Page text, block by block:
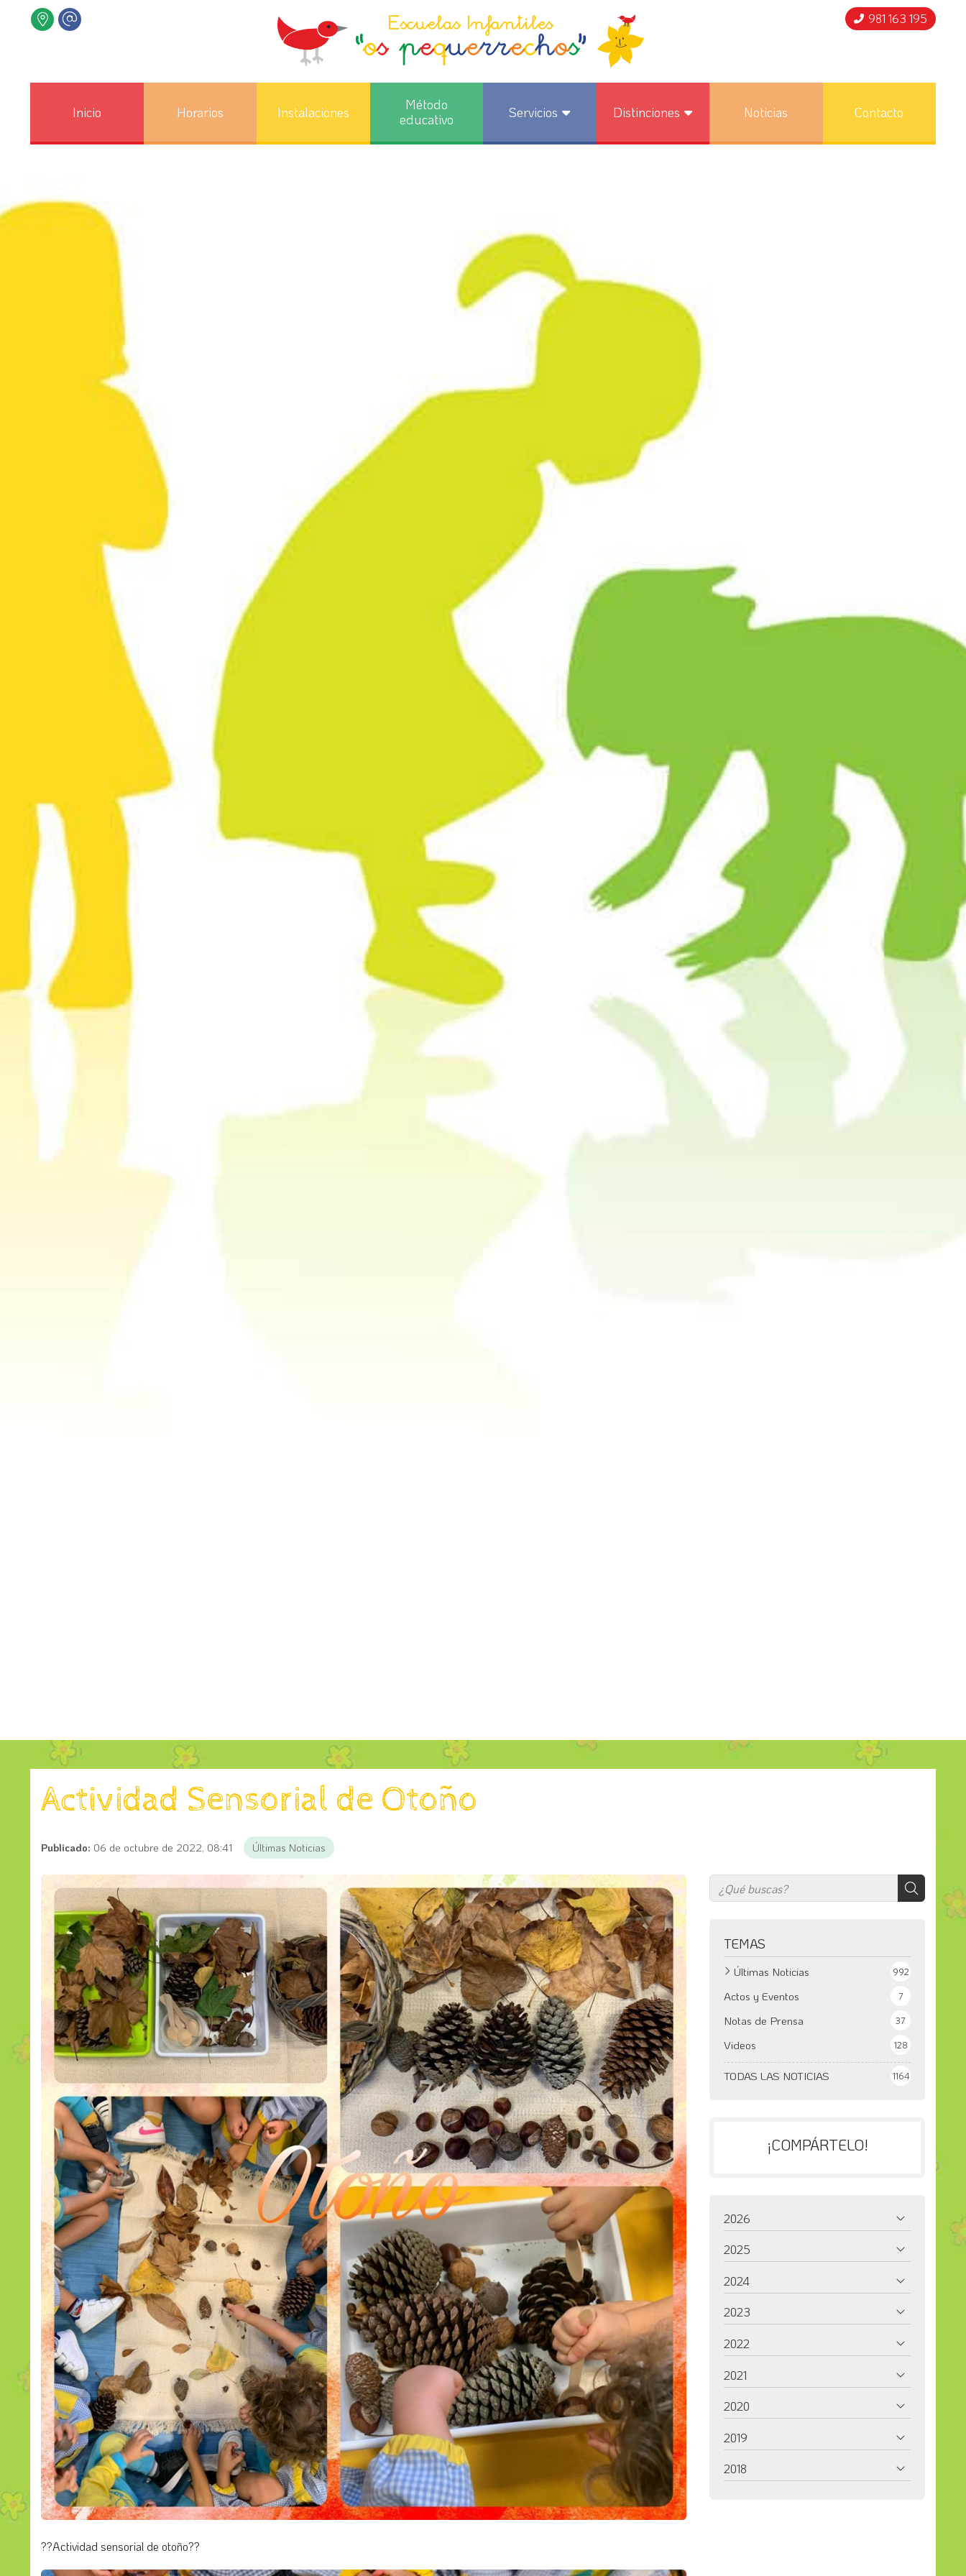
981 163 195
Inicio Horarios Instalaciones
Método
educativo
Servicios Distinciones Noticias Contacto
Actividad Sensorial de Otoño
Publicado: 06 de octubre de 2022, 08:41 Últimas Noticias
TEMAS
TODAS LAS NOTICIAS 1164
Últimas Noticias 992
Actos y Eventos 7
Notas de Prensa 37
Videos 128
??Actividad sensorial de otoño??
¡COMPÁRTELO!
2026
2025
2024
2023
2022
2021
2020
2019
2018